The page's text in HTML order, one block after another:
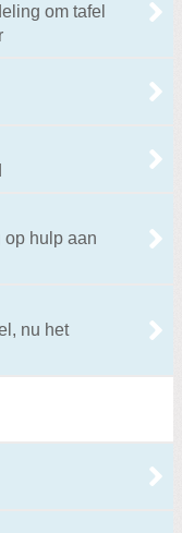
om tafel
op hulp aan
nu het